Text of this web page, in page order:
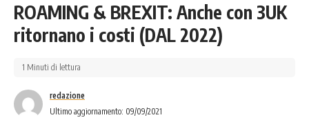
ROAMING & BREXIT: Anche con 3UK
ritornano i costi (DAL 2022)
Ultimo aggiornamento: 09/09/2021
redazione
1 Minuti di lettura